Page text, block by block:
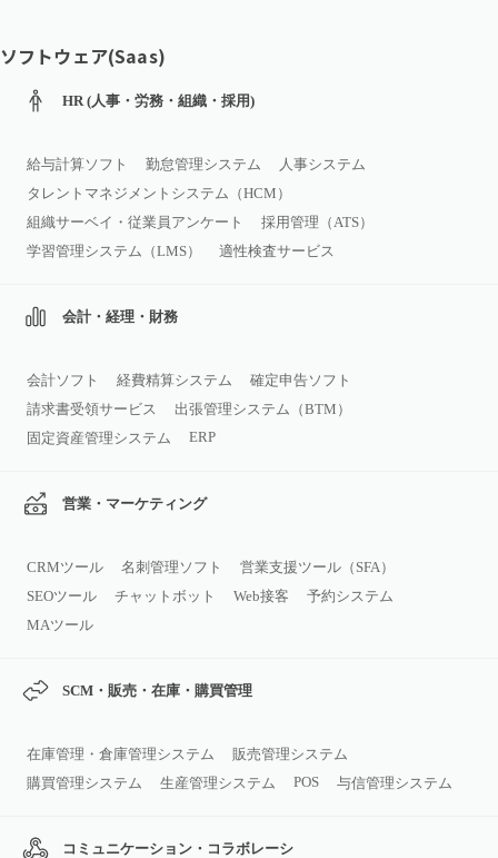
ソフトウェア(Saas)
HR (人事・労務・組織・採用)
給与計算ソフト 勤怠管理システム
人事システム
タレントマネジメントシステム（HCM）
組織サーベイ・従業員アンケート
採用管理（ATS）
学習管理システム（LMS）
適性検査サービス
会計・経理・財務
会計ソフト 経費精算システム
確定申告ソフト
請求書受領サービス
出張管理システム（BTM）
固定資産管理システム
ERP
営業・マーケティング
CRMツール 名刺管理ソフト
営業支援ツール（SFA）
SEOツール
チャットボット Web接客
予約システム
MAツール
SCM・販売・在庫・購買管理
在庫管理・倉庫管理システム
販売管理システム
購買管理システム
生産管理システム POS 与信管理システム
コミュニケーション・コラボレーシ